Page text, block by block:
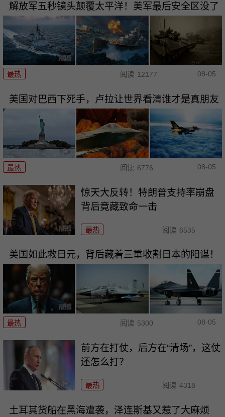
解放军五秒镜头颠覆太平洋！美军最后安全区没了
最热 阅读 12177 08-05
美国对巴西下死手，卢拉让世界看清谁才是真朋友
最热 阅读 6776 08-05
惊天大反转！特朗普支持率崩盘
背后竟藏致命一击
最热 阅读 6535
美国如此救日元，背后藏着三重收割日本的阳谋！
最热 阅读 5300 08-05
前方在打仗，后方在“清场”，这仗
还怎么打？
最热 阅读 4318
土耳其货船在黑海遭袭，泽连斯基又惹了大麻烦